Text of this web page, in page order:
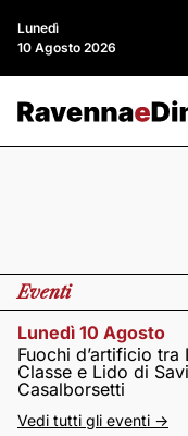
Lunedì
10 Agosto 2026
Eventi
Lunedì 10 Agosto
Fuochi d’artificio tra
Classe e Lido di
Casalborsetti
Vedi tutti gli eventi ->